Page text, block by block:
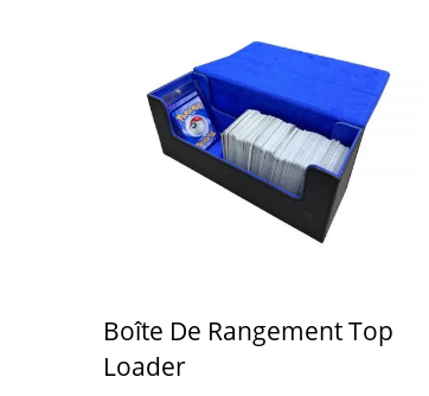
Boîte De Rangement Top
Loader